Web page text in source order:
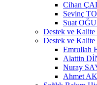
Cihan
Sevinç
Suat
Destek ve
Destek ve Kalite
Emrullah
Alattin
Nuray
Ahmet